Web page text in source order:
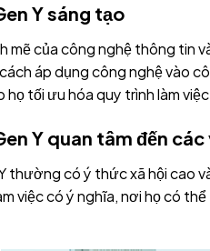
Ysáng tạo
mẽ của công nghệ thông tin
áp dụng công nghệ vào
họ tối ưu hóa quy trình làm
Yquan tâm đến các
thường có ý thức xã hội cao
việc có ý nghĩa, nơi họ có